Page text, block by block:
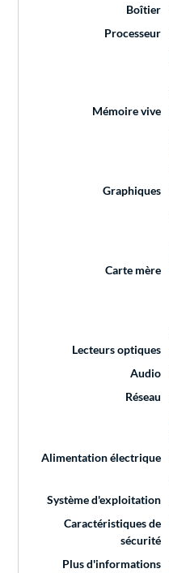
Boîtier
Processeur
Mémoire vive
Graphiques
Carte mère
Lecteurs optiques
Audio
Réseau
Alimentation électrique
Système d'exploitation
Caractéristiques de
sécurité
Plus d'informations